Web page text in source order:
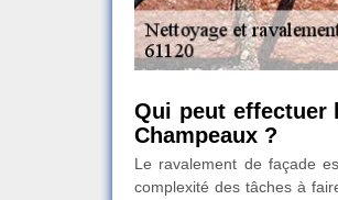
Qui peut effectuer
Champeaux ?
Le ravalement de façade
complexité des tâches à